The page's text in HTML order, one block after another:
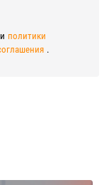
политики
.